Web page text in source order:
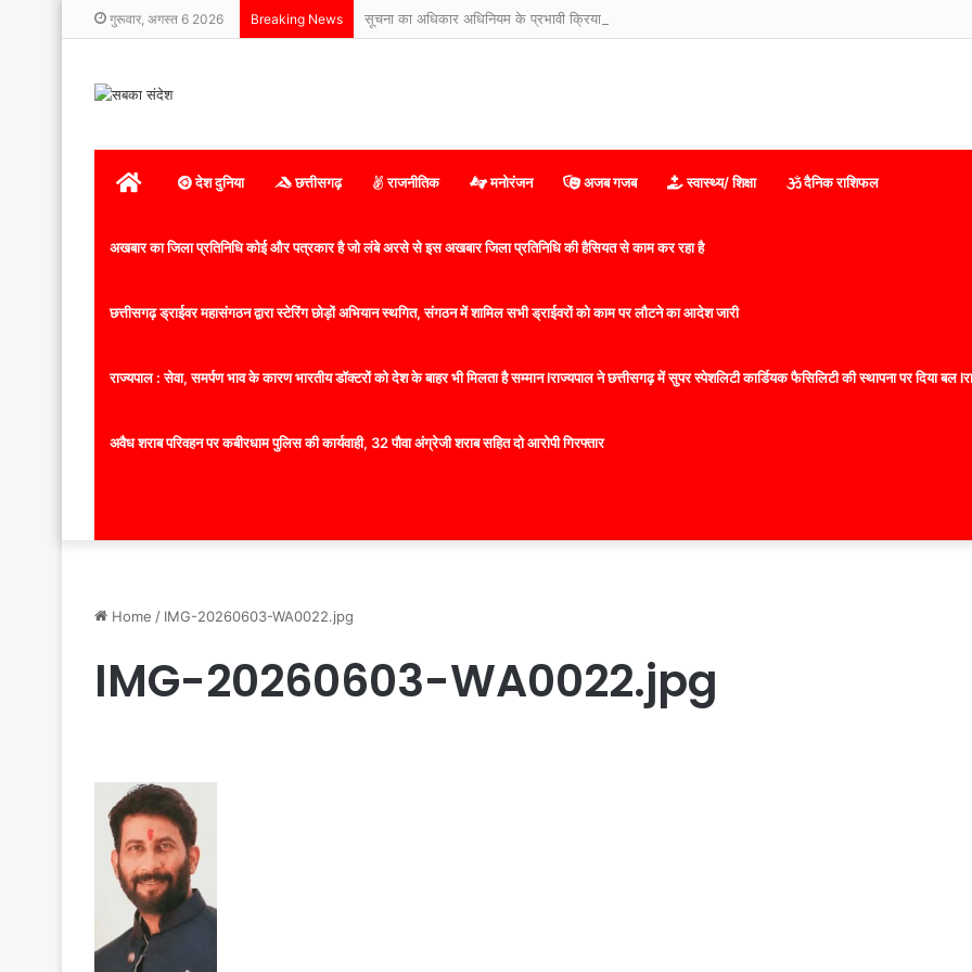
गुरूवार, अगस्त 6 2026 Breaking News सूचना का अधिकार अधिनियम के प्रभावी क्रियान्वयन हेतु दो दिवसीय प्रशिक्षण-सह-कार्यशाला शुरू
होम देश दुनिया छत्तीसगढ़ राजनीतिक मनोरंजन अजब गजब स्वास्थ्य/ शिक्षा दैनिक राशिफल
अखबार का जिला प्रतिनिधि कोई और पत्रकार है जो लंबे अरसे से इस अखबार जिला प्रतिनिधि की हैसियत से काम कर रहा है
छत्तीसगढ़ ड्राईवर महासंगठन द्वारा स्टेरिंग छोड़ों अभियान स्थगित, संगठन में शामिल सभी ड्राईवरों को काम पर लौटने का आदेश जारी
राज्यपाल : सेवा, समर्पण भाव के कारण भारतीय डॉक्टरों को देश के बाहर भी मिलता है सम्मान lराज्यपाल ने छत्तीसगढ़ में सुपर स्पेशलिटी कार्डियक फैसिलिटी की स्थापना पर दिया
अवैध शराब परिवहन पर कबीरधाम पुलिस की कार्यवाही, 32 पौवा अंग्रेजी शराब सहित दो आरोपी गिरफ्तार
Home / IMG-20260603-WA0022.jpg
IMG-20260603-WA0022.jpg